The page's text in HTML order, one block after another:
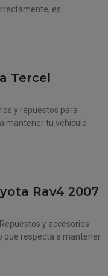
es
Tercel
y repuestos para
mantener tu vehículo
Rav4 2007
y accesorios
que respecta a mantener